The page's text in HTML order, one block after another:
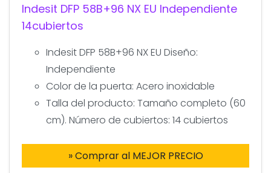
Indesit DFP 58B+96 NX EU Independiente
14cubiertos
Indesit DFP 58B+96 NX EU Diseño:
Independiente
Color de la puerta: Acero inoxidable
Talla del producto: Tamaño completo (60
cm). Número de cubiertos: 14 cubiertos
» Comprar al MEJOR PRECIO